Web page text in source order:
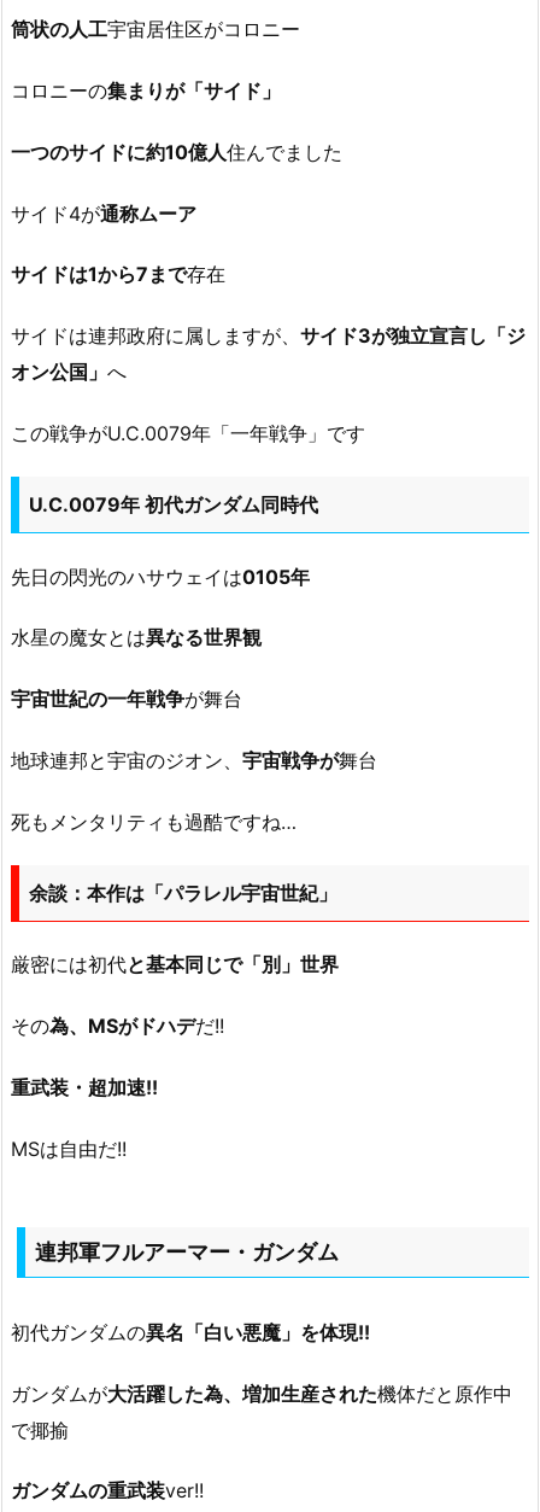
筒状の人工宇宙居住区がコロニー
コロニーの集まりが「サイド」
一つのサイドに約10億人住んでました
サイド4が通称ムーア
サイドは1から7まで存在
サイドは連邦政府に属しますが、 サイド3が独立宣言し「ジ
オン公国」 へ
この戦争がU.C.0079年「一年戦争」です
U.C.0079年 初代ガンダム同時代
先日の閃光のハサウェイは0105年
水星の魔女とは異なる世界観
宇宙世紀の一年戦争が舞台
地球連邦と宇宙のジオン、 宇宙戦争が舞台
死もメンタリティも過酷ですね…
余談：本作は「パラレル宇宙世紀」
厳密には初代と基本同じで「別」 世界
その為、MSがドハデだ!!
重武装・超加速!!
MSは自由だ!!
連邦軍フルアーマー・ガンダム
初代ガンダムの異名「白い悪魔」を体現!!
ガンダムが大活躍した為、増加生産された機体だと原作中
で揶揄
ガンダムの重武装ver!!